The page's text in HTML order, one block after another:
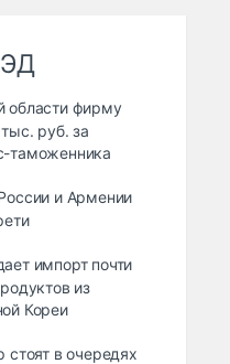
области фирму
руб. за
таможенника
и Армении
импорт почти
из
Кореи
стоят в очередях